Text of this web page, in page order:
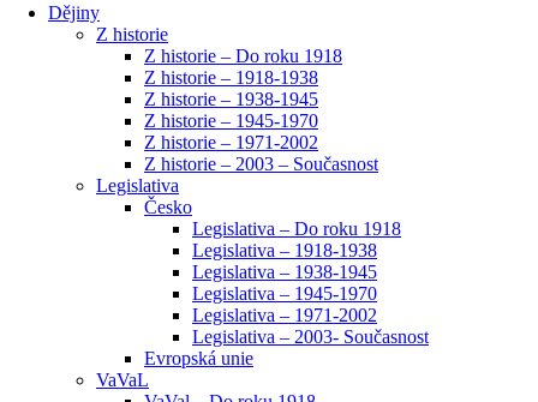
Dějiny
Z historie
Z historie – Do roku 1918
Z historie – 1918-1938
Z historie – 1938-1945
Z historie – 1945-1970
Z historie – 1971-2002
Z historie – 2003 – Současnost
Legislativa
Česko
Legislativa – Do roku 1918
Legislativa – 1918-1938
Legislativa – 1938-1945
Legislativa – 1945-1970
Legislativa – 1971-2002
Legislativa – 2003- Současnost
Evropská unie
VaVaL